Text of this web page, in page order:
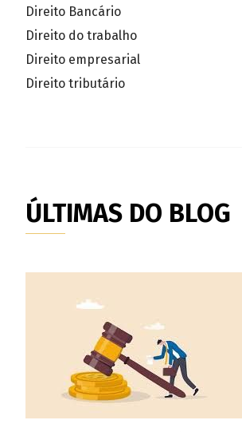
Direito Bancário
Direito do trabalho
Direito empresarial
Direito tributário
ÚLTIMAS DO BLOG